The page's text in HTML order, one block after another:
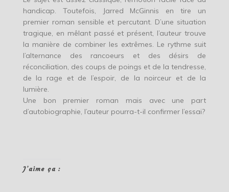
handicap. Toutefois, Jarred McGinnis en tire un
premier roman sensible et percutant. D’une situation
tragique, en mêlant passé et présent, l’auteur trouve
la manière de combiner les extrêmes. Le rythme suit
l’alternance des rancoeurs et des désirs de
réconciliation, des coups de poings et de la tendresse,
de la rage et de l’espoir, de la noirceur et de la
lumière.
Une bon premier roman mais avec une part
d’autobiographie, l’auteur pourra-t-il confirmer l’essai?
J’aime ça :